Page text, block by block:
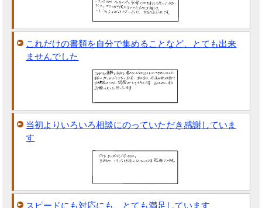
これだけの書類を自分で集めることなど、とても出来
ませんでした
当初よりいろいろ相談にのっていただき感謝していま
す
スピードにも対応にも、とても満足しています